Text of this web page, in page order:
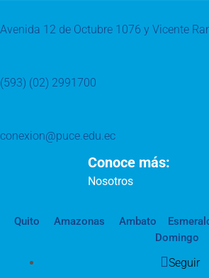
Avenida 12 de Octubre 1076 y Vicente
(593) (02) 2991700
conexion@puce.edu.ec
Conoce más:
Nosotros
Quito Amazonas Ambato
Domingo
Seguir